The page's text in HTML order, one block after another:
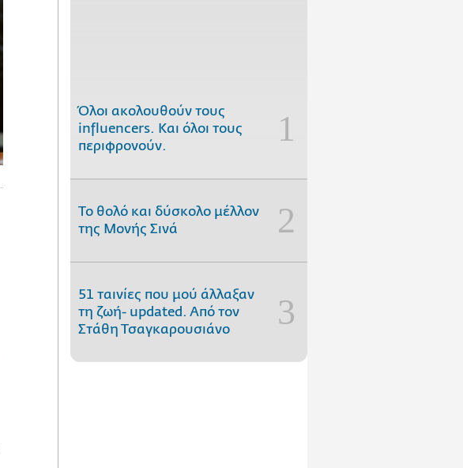
Όλοι ακολουθούν τους
influencers. Και όλοι τους
περιφρονούν.
Το θολό και δύσκολο μέλλον
της Μονής Σινά
51 ταινίες που μού άλλαξαν
τη ζωή- updated. Aπό τον
Στάθη Τσαγκαρουσιάνο